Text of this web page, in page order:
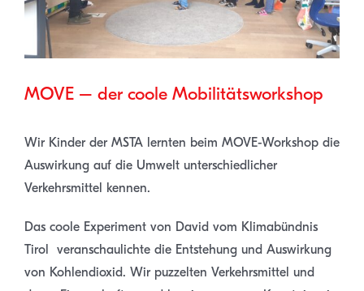
MOVE – der coole Mobilitätsworkshop
Wir Kinder der MSTA lernten beim MOVE-Workshop die
Auswirkung auf die Umwelt unterschiedlicher
Verkehrsmittel kennen.
Das coole Experiment von David vom Klimabündnis
Tirol veranschaulichte die Entstehung und Auswirkung
von Kohlendioxid. Wir puzzelten Verkehrsmittel und